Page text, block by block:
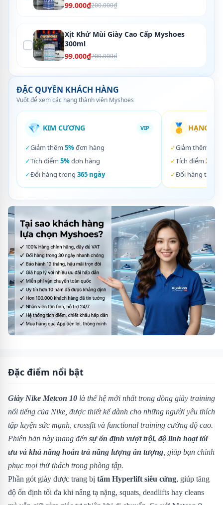
99.000₫200.000₫
Xịt Khử Mùi Giày Cao Cấp Myshoes
300ml
99.000₫200.000₫
ĐẶC QUYỀN KHÁCH HÀNG
Vuốt để xem các hạng thành viên Myshoes
💎 KIM CƯƠNG VIP
✓Giảm thêm 5%đơn hàng
✓Tích điểm 5%đơn hàng
✓Đổi hàng trong 365 ngày
🥇 HẠNG
✓Giảm thêm
✓Tích điểm 3%
✓Đổi hàng trong
Đặc điểm nổi bật
Giày Nike Metcon 10 là thế hệ mới nhất trong dòng giày training
nổi tiếng của Nike, được thiết kế dành cho những người yêu thích
tập luyện sức mạnh, crossfit và functional training cường độ cao.
Phiên bản này mang đến sự ổn định vượt trội, độ linh hoạt tối
ưu và khả năng hoàn trả năng lượng ấn tượng , giúp bạn chinh
phục mọi thử thách trong phòng tập.
Phần gót giày được trang bị tấm Hyperlift siêu cứng, giúp tăng
độ ổn định tối đa khi nâng tạ nặng, squats, deadlifts hay cleans